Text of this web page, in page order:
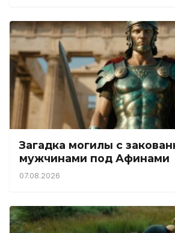
Загадка могилы с
мужчинами под Афинами
07.08.2026